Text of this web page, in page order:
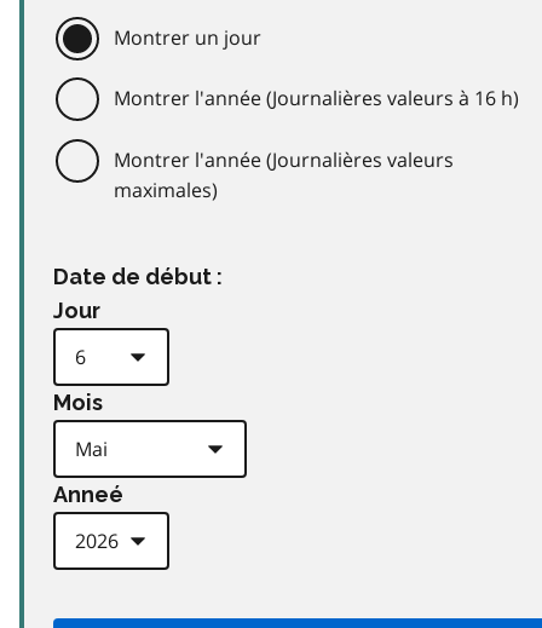
Montrer un jour
Montrer l'année (Journalières valeurs à 16 h)
Montrer l'année (Journalières valeurs
maximales)
Date de début :
Jour
Mois
Anneé